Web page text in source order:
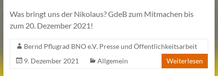
Was bringt uns der Nikolaus? GdeB zum Mitmachen bis
zum 20. Dezember 2021!
Bernd Pflugrad BNO e.V. Presse und Öffentlichkeitsarbeit
9. Dezember 2021
Allgemein Weiterlesen